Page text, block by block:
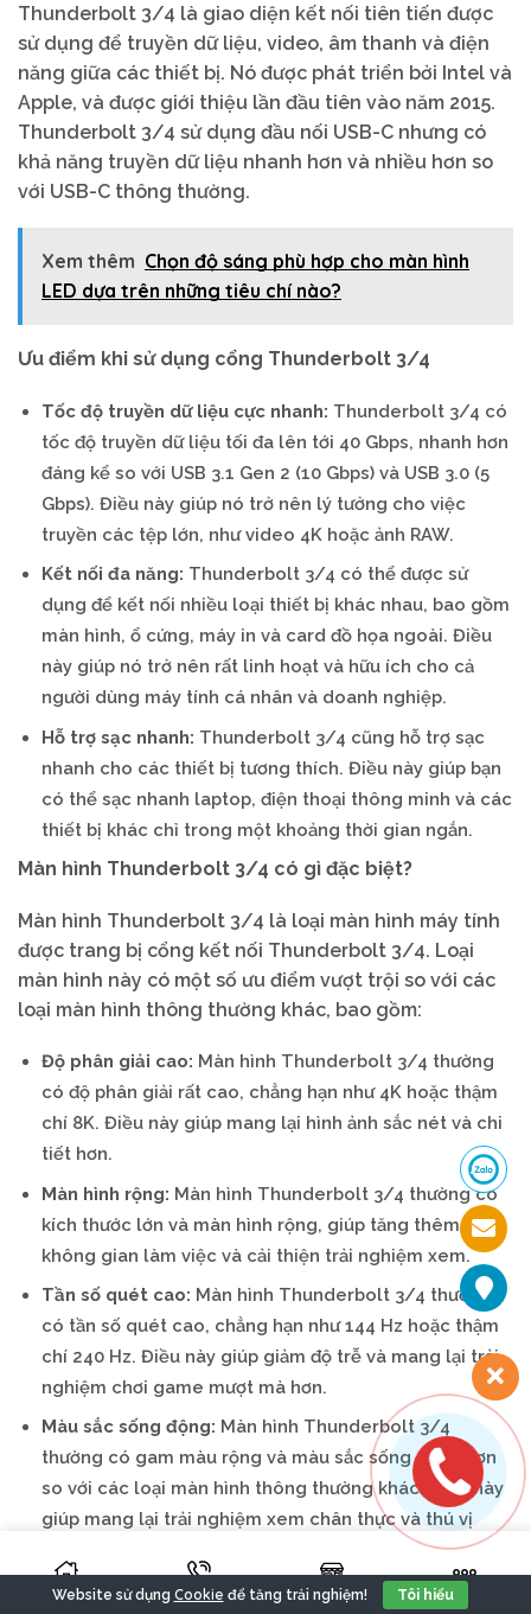
Thunderbolt 3/4 là giao diện kết nối tiên tiến được
sử dụng để truyền dữ liệu, video, âm thanh và điện
năng giữa các thiết bị. Nó được phát triển bởi Intel và
Apple, và được giới thiệu lần đầu tiên vào năm 2015.
Thunderbolt 3/4 sử dụng đầu nối USB-C nhưng có
khả năng truyền dữ liệu nhanh hơn và nhiều hơn so
với USB-C thông thường.
Xem thêm Chọn độ sáng phù hợp cho màn hình
LED dựa trên những tiêu chí nào?
Ưu điểm khi sử dụng cổng Thunderbolt 3/4
Tốc độ truyền dữ liệu cực nhanh: Thunderbolt 3/4 có
tốc độ truyền dữ liệu tối đa lên tới 40 Gbps, nhanh hơn
đáng kể so với USB 3.1 Gen 2 (10 Gbps) và USB 3.0 (5
Gbps). Điều này giúp nó trở nên lý tưởng cho việc
truyền các tệp lớn, như video 4K hoặc ảnh RAW.
Kết nối đa năng: Thunderbolt 3/4 có thể được sử
dụng để kết nối nhiều loại thiết bị khác nhau, bao gồm
màn hình, ổ cứng, máy in và card đồ họa ngoài. Điều
này giúp nó trở nên rất linh hoạt và hữu ích cho cả
người dùng máy tính cá nhân và doanh nghiệp.
Hỗ trợ sạc nhanh: Thunderbolt 3/4 cũng hỗ trợ sạc
nhanh cho các thiết bị tương thích. Điều này giúp bạn
có thể sạc nhanh laptop, điện thoại thông minh và các
thiết bị khác chỉ trong một khoảng thời gian ngắn.
Màn hình Thunderbolt 3/4 có gì đặc biệt?
Màn hình Thunderbolt 3/4 là loại màn hình máy tính
được trang bị cổng kết nối Thunderbolt 3/4. Loại
màn hình này có một số ưu điểm vượt trội so với các
loại màn hình thông thường khác, bao gồm:
Độ phân giải cao: Màn hình Thunderbolt 3/4 thường
có độ phân giải rất cao, chẳng hạn như 4K hoặc thậm
chí 8K. Điều này giúp mang lại hình ảnh sắc nét và chi
tiết hơn.
Màn hình rộng: Màn hình Thunderbolt 3/4 thường có
kích thước lớn và màn hình rộng, giúp tăng thêm
không gian làm việc và cải thiện trải nghiệm xem.
Tần số quét cao: Màn hình Thunderbolt 3/4 thường
có tần số quét cao, chẳng hạn như 144 Hz hoặc thậm
chí 240 Hz. Điều này giúp giảm độ trễ và mang lại trải
nghiệm chơi game mượt mà hơn.
Màu sắc sống động: Màn hình Thunderbolt 3/4
thường có gam màu rộng và màu sắc sống động hơn
so với các loại màn hình thông thường khác. Điều này
giúp mang lại trải nghiệm xem chân thực và thú vị
Lưu ý:Website sử dụng Cookie để tăng trải nghiệm! Tôi hiểu